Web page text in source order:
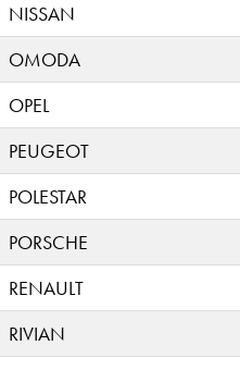
NISSAN
OMODA
OPEL
PEUGEOT
POLESTAR
PORSCHE
RENAULT
RIVIAN